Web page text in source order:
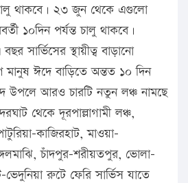
চালু থাকবে। ২৩ জুন থেকে এগুলো
১০দিন পর্যন্ত চালু থাকবে।
সার্ভিসের স্থায়ীত্ব বাড়ানো
মানুষ ঈদে বাড়িতে অন্তত ১০ দিন
উপলে আরও চারটি নতুন লঞ্চ নামছে
থেকে দূরপাল্লাগামী লঞ্চ,
কাজিরহাট, মাওয়া-
চাঁদপুর-শরীয়তপুর, ভোলা-
ভেদুনিয়া রুটে ফেরি সার্ভিস যাতে